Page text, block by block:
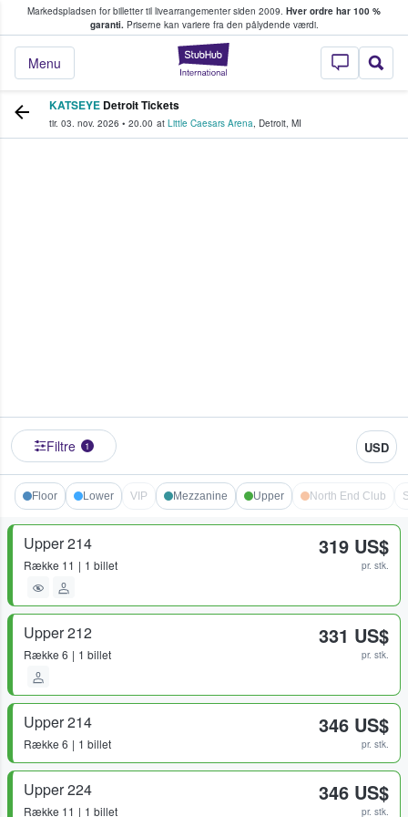
Markedspladsen for billetter til livearrangementer siden 2009. Hver ordre har 100 %
garanti.Priserne kan variere fra den pålydende værdi.
StubHub - Hvor
Menu
køber og sælger billetter
KATSEYE Detroit Tickets
tir. 03. nov. 2026 • 20.00 at Little Caesars Arena, Detroit, MI
Filtre 1 USD
Floor Lower VIP Mezzanine Upper North End Club
Upper 214
Række 11 1 billet
319 US$
pr. stk.
Upper 212
Række 6 1 billet
331 US$
pr. stk.
Upper 214
Række 6 1 billet
346 US$
pr. stk.
Upper 224
Række 11 1 billet
346 US$
pr. stk.